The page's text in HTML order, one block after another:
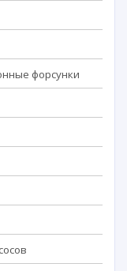
форсунки